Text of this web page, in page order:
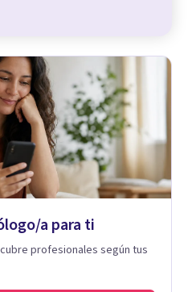
a para ti
profesionales según tus